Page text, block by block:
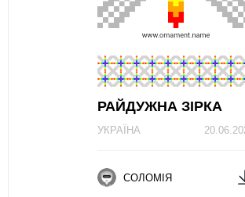
РАЙДУЖНА ЗІРКА
УКРАЇНА
СОЛОМІЯ